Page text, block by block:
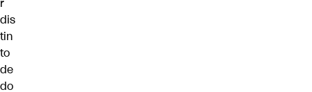
dis
tin
to
de
do